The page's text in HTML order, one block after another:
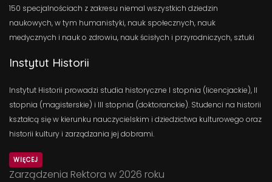
150 specjalnościach z zakresu niemal wszystkich dziedzin
naukowych, w tym humanistyki, nauk społecznych, nauk
medycznych i nauk o zdrowiu, nauk ścisłych i przyrodniczych, sztuki
Instytut Historii
Instytut Historii prowadzi studia historyczne I stopnia (licencjackie), II
stopnia (magisterskie) i III stopnia (doktoranckie). Studenci na historii
kształcą się w kierunku nauczycielskim i dziedzictwa kulturowego oraz
historii kultury i zarządzania jej dobrami.
WIĘCEJ
Zarządzenia Rektora w 2026 roku